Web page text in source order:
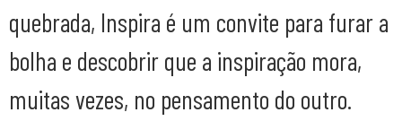
quebrada, Inspira é um convite para furar a
bolha e descobrir que a inspiração mora,
muitas vezes, no pensamento do outro.